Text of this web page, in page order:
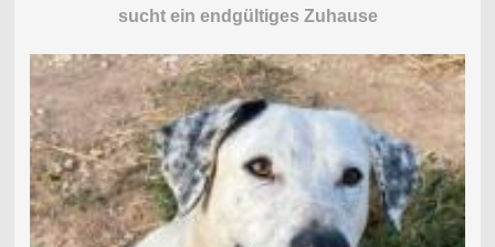
sucht ein endgültiges Zuhause